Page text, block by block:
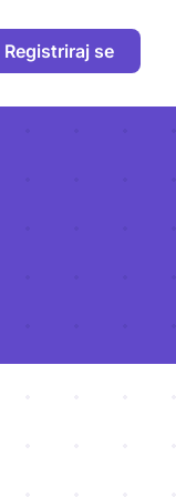
Registriraj se